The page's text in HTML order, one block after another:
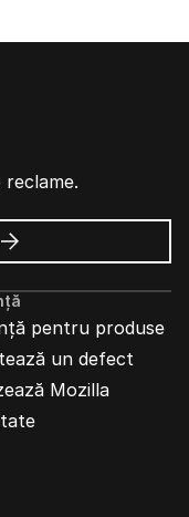
despre
pentru produse
un defect
Mozilla